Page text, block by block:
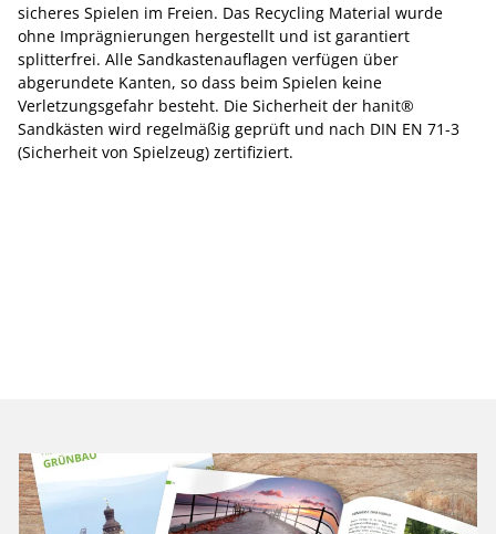
sicheres Spielen im Freien. Das Recycling Material wurde
ohne Imprägnierungen hergestellt und ist garantiert
splitterfrei. Alle Sandkastenauflagen verfügen über
abgerundete Kanten, so dass beim Spielen keine
Verletzungsgefahr besteht. Die Sicherheit der hanit®
Sandkästen wird regelmäßig geprüft und nach DIN EN 71-3
(Sicherheit von Spielzeug) zertifiziert.